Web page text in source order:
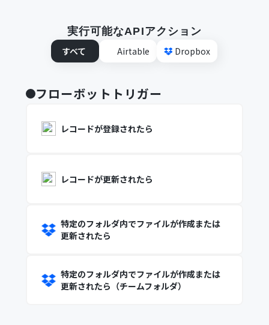
実行可能なAPIアクション
すべて
Airtable Dropbox
フローボットトリガー
レコードが登録されたら
レコードが更新されたら
特定のフォルダ内でファイルが作成または
更新されたら
特定のフォルダ内でファイルが作成または
更新されたら（チームフォルダ）